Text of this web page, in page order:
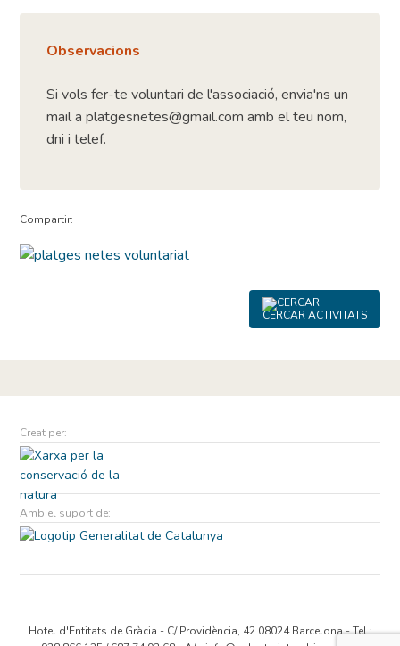
Observacions
Si vols fer-te voluntari de l'associació, envia'ns un
mail a platgesnetes@gmail.com amb el teu nom,
dni i telef.
Compartir:
CERCAR ACTIVITATS
Creat per:
Amb el suport de:
Hotel d'Entitats de Gràcia - C/ Providència, 42 08024 Barcelona - Tel.: